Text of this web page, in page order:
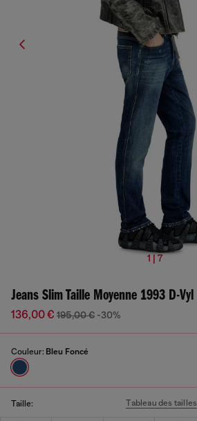
1 | 7
Jeans Slim Taille Moyenne 1993 D-Vyl
136,00 € 195,00 € -30%
Couleur: Bleu Foncé
Taille: Tableau des tailles